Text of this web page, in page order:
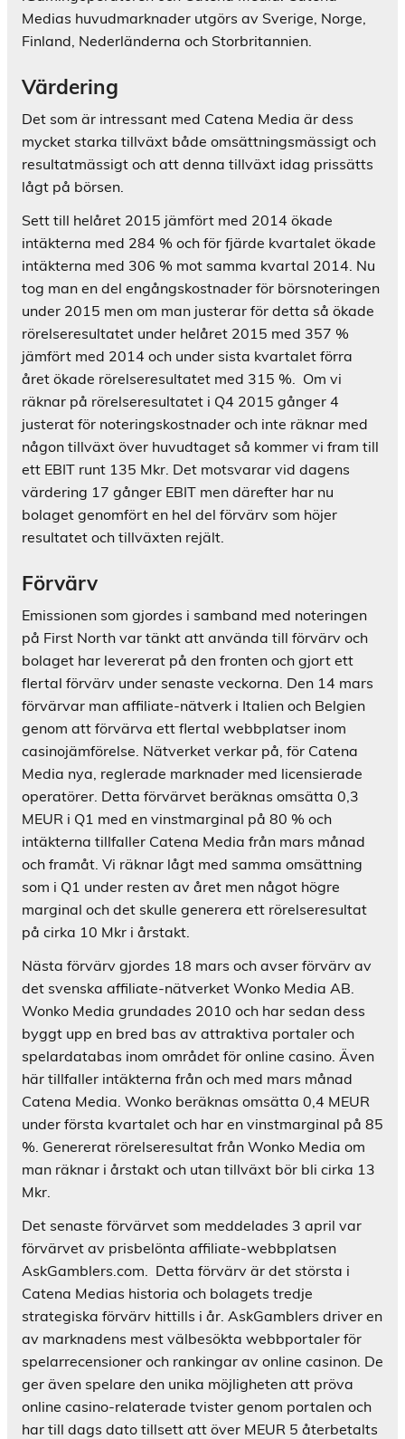
Medias huvudmarknader utgörs av Sverige, Norge,
Finland, Nederländerna och Storbritannien.
Värdering
Det som är intressant med Catena Media är dess
mycket starka tillväxt både omsättningsmässigt och
resultatmässigt och att denna tillväxt idag prissätts
lågt på börsen.
Sett till helåret 2015 jämfört med 2014 ökade
intäkterna med 284 % och för fjärde kvartalet ökade
intäkterna med 306 % mot samma kvartal 2014. Nu
tog man en del engångskostnader för börsnoteringen
under 2015 men om man justerar för detta så ökade
rörelseresultatet under helåret 2015 med 357 %
jämfört med 2014 och under sista kvartalet förra
året ökade rörelseresultatet med 315 %. Om vi
räknar på rörelseresultatet i Q4 2015 gånger 4
justerat för noteringskostnader och inte räknar med
någon tillväxt över huvudtaget så kommer vi fram till
ett EBIT runt 135 Mkr. Det motsvarar vid dagens
värdering 17 gånger EBIT men därefter har nu
bolaget genomfört en hel del förvärv som höjer
resultatet och tillväxten rejält.
Förvärv
Emissionen som gjordes i samband med noteringen
på First North var tänkt att använda till förvärv och
bolaget har levererat på den fronten och gjort ett
flertal förvärv under senaste veckorna. Den 14 mars
förvärvar man affiliate-nätverk i Italien och Belgien
genom att förvärva ett flertal webbplatser inom
casinojämförelse. Nätverket verkar på, för Catena
Media nya, reglerade marknader med licensierade
operatörer. Detta förvärvet beräknas omsätta 0,3
MEUR i Q1 med en vinstmarginal på 80 % och
intäkterna tillfaller Catena Media från mars månad
och framåt. Vi räknar lågt med samma omsättning
som i Q1 under resten av året men något högre
marginal och det skulle generera ett rörelseresultat
på cirka 10 Mkr i årstakt.
Nästa förvärv gjordes 18 mars och avser förvärv av
det svenska affiliate-nätverket Wonko Media AB.
Wonko Media grundades 2010 och har sedan dess
byggt upp en bred bas av attraktiva portaler och
spelardatabas inom området för online casino. Även
här tillfaller intäkterna från och med mars månad
Catena Media. Wonko beräknas omsätta 0,4 MEUR
under första kvartalet och har en vinstmarginal på 85
%. Genererat rörelseresultat från Wonko Media om
man räknar i årstakt och utan tillväxt bör bli cirka 13
Mkr.
Det senaste förvärvet som meddelades 3 april var
förvärvet av prisbelönta affiliate-webbplatsen
AskGamblers.com. Detta förvärv är det största i
Catena Medias historia och bolagets tredje
strategiska förvärv hittills i år. AskGamblers driver en
av marknadens mest välbesökta webbportaler för
spelarrecensioner och rankingar av online casinon. De
ger även spelare den unika möjligheten att pröva
online casino-relaterade tvister genom portalen och
har till dags dato tillsett att över MEUR 5 återbetalts